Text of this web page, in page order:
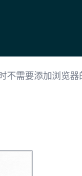
不需要添加浏览